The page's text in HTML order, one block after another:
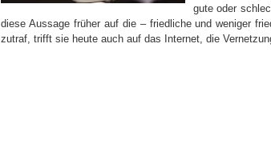
gute oder
diese Aussage früher auf die – friedliche und weniger
zutraf, trifft sie heute auch auf das Internet, die